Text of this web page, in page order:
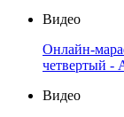
Видео
Онлайн-
четвертый -
Видео